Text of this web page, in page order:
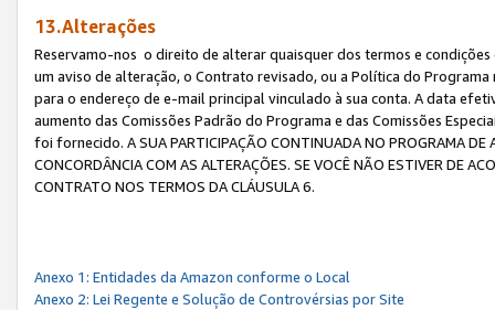
13.Alterações
Reservamo-nos o direito de alterar quaisquer dos termos e
um aviso de alteração, o Contrato revisado, ou a Política do
para o endereço de e-mail principal vinculado à sua conta. A data
aumento das Comissões Padrão do Programa e das Comissões
foi fornecido. A SUA PARTICIPAÇÃO CONTINUADA NO PROGRAMA DE
CONCORDÂNCIA COM AS ALTERAÇÕES. SE VOCÊ NÃO ESTIVER DE
CONTRATO NOS TERMOS DA CLÁUSULA 6.
Anexo 1: Entidades da Amazon conforme o Local
Anexo 2: Lei Regente e Solução de Controvérsias por Site